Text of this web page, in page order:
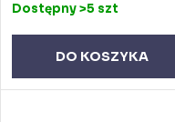
Dostępny>5 szt
DO KOSZYKA